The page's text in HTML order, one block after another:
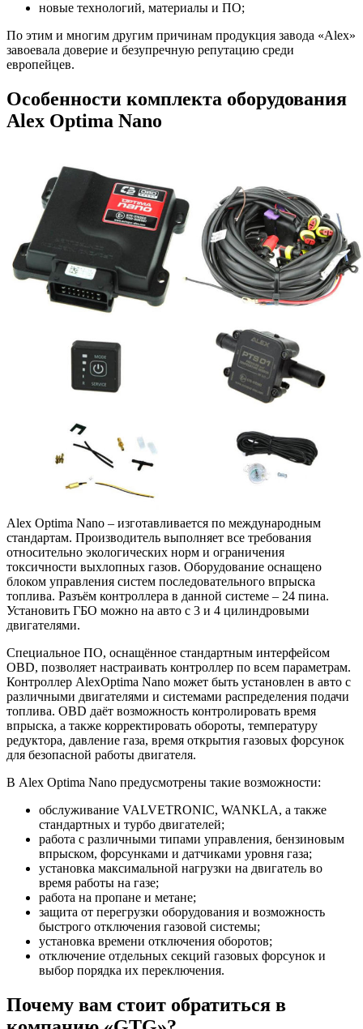
новые технологий, материалы и ПО;
По этим и многим другим причинам продукция завода «Alex»
завоевала доверие и безупречную репутацию среди
европейцев.
Особенности комплекта оборудования
Alex Optima Nano
Alex Optima Nano – изготавливается по международным
стандартам. Производитель выполняет все требования
относительно экологических норм и ограничения
токсичности выхлопных газов. Оборудование оснащено
блоком управления систем последовательного впрыска
топлива. Разъём контроллера в данной системе – 24 пина.
Установить ГБО можно на авто с 3 и 4 цилиндровыми
двигателями.
Специальное ПО, оснащённое стандартным интерфейсом
OBD, позволяет настраивать контроллер по всем параметрам.
Контроллер AlexOptima Nano может быть установлен в авто с
различными двигателями и системами распределения подачи
топлива. OBD даёт возможность контролировать время
впрыска, а также корректировать обороты, температуру
редуктора, давление газа, время открытия газовых форсунок
для безопасной работы двигателя.
В Alex Optima Nano предусмотрены такие возможности:
обслуживание VALVETRONIC, WANKLA, а также
стандартных и турбо двигателей;
работа с различными типами управления, бензиновым
впрыском, форсунками и датчиками уровня газа;
установка максимальной нагрузки на двигатель во
время работы на газе;
работа на пропане и метане;
защита от перегрузки оборудования и возможность
быстрого отключения газовой системы;
установка времени отключения оборотов;
отключение отдельных секций газовых форсунок и
выбор порядка их переключения.
Почему вам стоит обратиться в